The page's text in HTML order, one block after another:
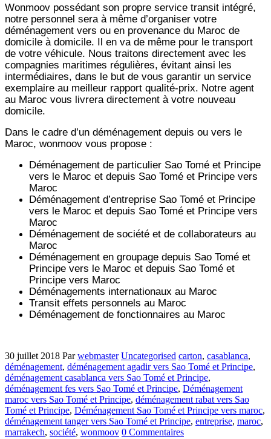
Wonmoov possédant son propre service transit intégré,
notre personnel sera à même d’organiser votre
déménagement vers ou en provenance du Maroc de
domicile à domicile. Il en va de même pour le transport
de votre véhicule. Nous traitons directement avec les
compagnies maritimes régulières, évitant ainsi les
intermédiaires, dans le but de vous garantir un service
exemplaire au meilleur rapport qualité-prix. Notre agent
au Maroc vous livrera directement à votre nouveau
domicile.
Dans le cadre d’un déménagement depuis ou vers le
Maroc, wonmoov vous propose :
Déménagement de particulier Sao Tomé et Principe
vers le Maroc et depuis Sao Tomé et Principe vers
Maroc
Déménagement d’entreprise Sao Tomé et Principe
vers le Maroc et depuis Sao Tomé et Principe vers
Maroc
Déménagement de société et de collaborateurs au
Maroc
Déménagement en groupage depuis Sao Tomé et
Principe vers le Maroc et depuis Sao Tomé et
Principe vers Maroc
Déménagements internationaux au Maroc
Transit effets personnels au Maroc
Déménagement de fonctionnaires au Maroc
30 juillet 2018 Parwebmaster Uncategorised carton, casablanca,
déménagement, déménagement agadir vers Sao Tomé et Principe,
déménagement casablanca vers Sao Tomé et Principe,
déménagement fes vers Sao Tomé et Principe, Déménagement
maroc vers Sao Tomé et Principe, déménagement rabat vers Sao
Tomé et Principe, Déménagement Sao Tomé et Principe vers maroc,
déménagement tanger vers Sao Tomé et Principe, entreprise, maroc,
marrakech, société, wonmoov 0 Commentaires